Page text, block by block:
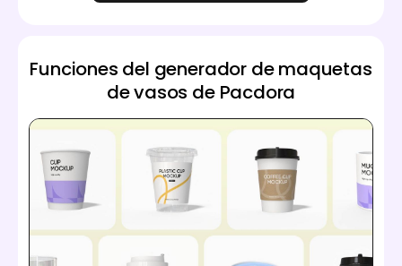
Funciones del generador de maquetas
de vasos de Pacdora